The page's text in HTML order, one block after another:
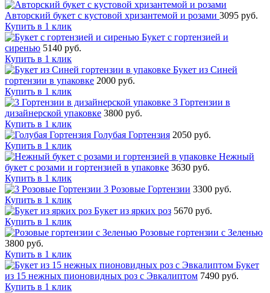
Авторский букет с кустовой хризантемой и розами 3095 руб.
Купить в 1 клик
Букет с гортензией и
сиренью 5140 руб.
Купить в 1 клик
Букет из Синей
гортензии в упаковке 2000 руб.
Купить в 1 клик
3 Гортензии в
дизайнерской упаковке 3800 руб.
Купить в 1 клик
Голубая Гортензия 2050 руб.
Купить в 1 клик
Нежный
букет с розами и гортензией в упаковке 3630 руб.
Купить в 1 клик
3 Розовые Гортензии 3300 руб.
Купить в 1 клик
Букет из ярких роз 5670 руб.
Купить в 1 клик
Розовые гортензии с Зеленью
3800 руб.
Купить в 1 клик
Букет
из 15 нежных пионовидных роз с Эвкалиптом 7490 руб.
Купить в 1 клик